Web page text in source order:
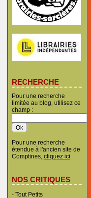
RECHERCHE
Pour une recherche
limitée au blog, utilisez ce
champ :
Pour une recherche
étendue à l'ancien site de
Comptines, cliquez ici
NOS CRITIQUES
- Tout Petits